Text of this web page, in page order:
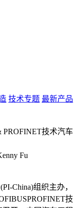
技术专题 最新产品
技术汽车
Fu
China)组织主办，
技